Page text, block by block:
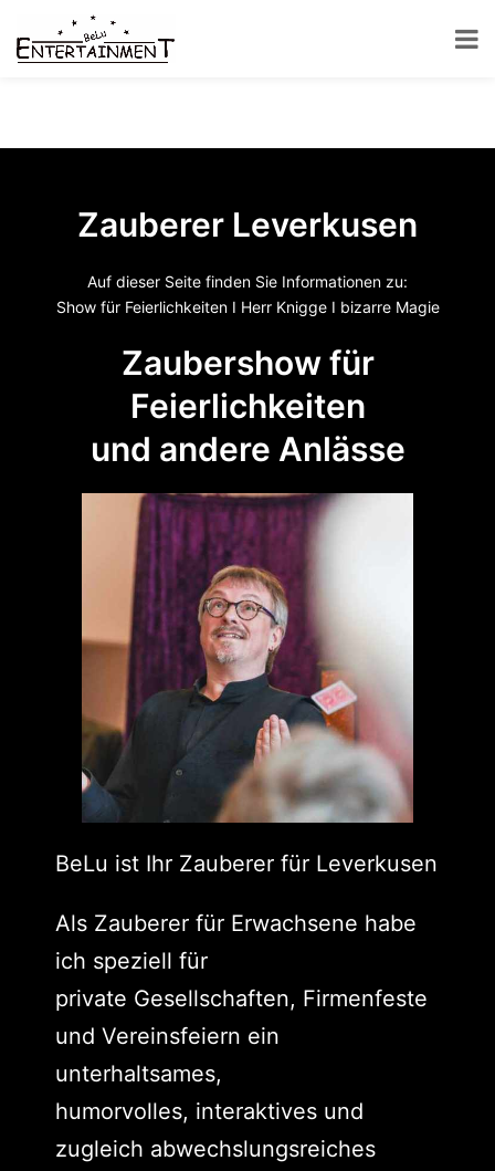
Inhalt
Zauberer Leverkusen
Auf dieser Seite finden Sie Informationen zu:
Show für Feierlichkeiten I Herr Knigge I bizarre Magie
Zaubershow für
Feierlichkeiten
und andere Anlässe
BeLu ist Ihr Zauberer für Leverkusen
Als Zauberer für Erwachsene habe
ich speziell für
private Gesellschaften, Firmenfeste
und Vereinsfeiern ein
unterhaltsames,
humorvolles, interaktives und
zugleich abwechslungsreiches